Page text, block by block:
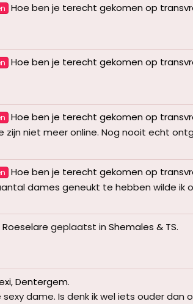
Hoe ben je terecht gekomen op
Hoe ben je terecht gekomen op
Hoe ben je terecht gekomen op
zijn niet meer online. Nog nooit echt
Hoe ben je terecht gekomen op
dames geneukt te hebben wilde ik
geplaatst inShemales & TS.
Dentergem.
dame. Is denk ik wel iets ouder dan